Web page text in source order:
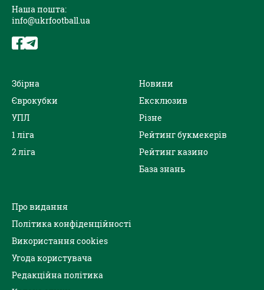
Наша пошта:
info@ukrfootball.ua
Збірна
Єврокубки
УПЛ
1 ліга
2 ліга
Новини
Ексклюзив
Різне
Рейтинг букмекерів
Рейтинг казино
База знань
Про видання
Політика конфіденційності
Використання cookies
Угода користувача
Редакційна політика